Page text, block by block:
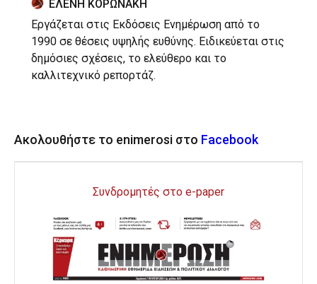
ΕΛΕΝΗ ΚΟΡΩΝΑΚΗ
Εργάζεται στις Εκδόσεις Ενημέρωση από το
1990 σε θέσεις υψηλής ευθύνης. Ειδικεύεται στις
δημόσιες σχέσεις, το ελεύθερο και το
καλλιτεχνικό ρεπορτάζ.
Ακολουθήστε το enimerosi στο Facebook
Συνδρομητές στο e-paper